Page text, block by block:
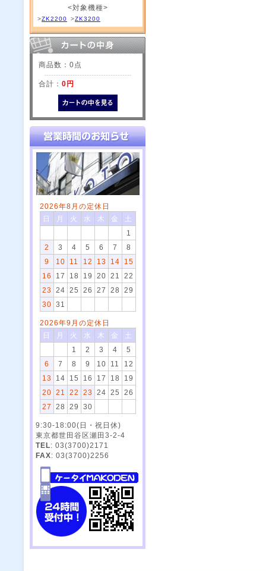
<対象機種>
>ZK2200 >ZK3200
商品数：0点
合計： 0円
2026年8月の定休日
日
月 火 水 木 金
土
1
2
3 4 5 6 7
8
9
10 11 12 13 14
15
16
17 18 19 20 21
22
23
24 25 26 27 28
29
30
31
2026年9月の定休日
日
月 火 水 木 金
土
1
2 3 4
5
6
7 8 9 10 11
12
13
14 15 16 17 18
19
20
21 22 23 24 25
26
27
28 29 30
9:30-18:00(日・祝日休)
東京都世田谷区瀬田3-2-4
TEL: 03(3700)2171
FAX: 03(3700)2256